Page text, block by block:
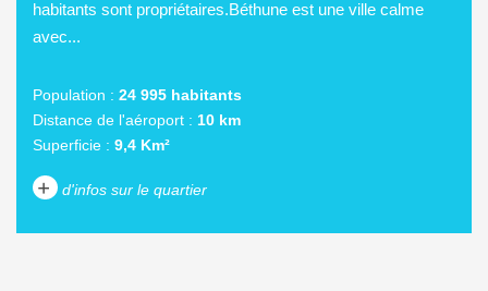
habitants sont propriétaires.Béthune est une ville calme
avec...
Population : 24 995 habitants
Distance de l'aéroport : 10 km
Superficie : 9,4 Km²
+ d'infos sur le quartier